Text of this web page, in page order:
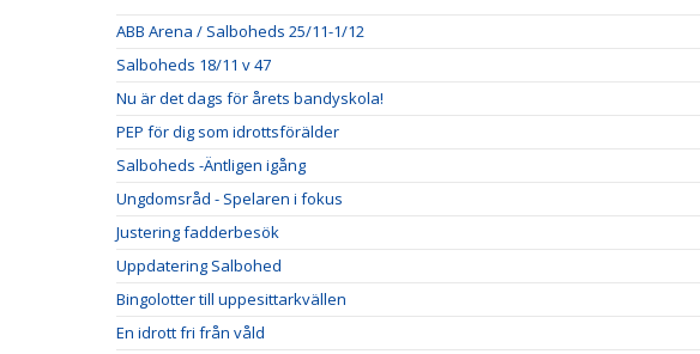
ABB Arena / Salboheds 25/11-1/12
Salboheds 18/11 v 47
Nu är det dags för årets bandyskola!
PEP för dig som idrottsförälder
Salboheds -Äntligen igång
Ungdomsråd - Spelaren i fokus
Justering fadderbesök
Uppdatering Salbohed
Bingolotter till uppesittarkvällen
En idrott fri från våld